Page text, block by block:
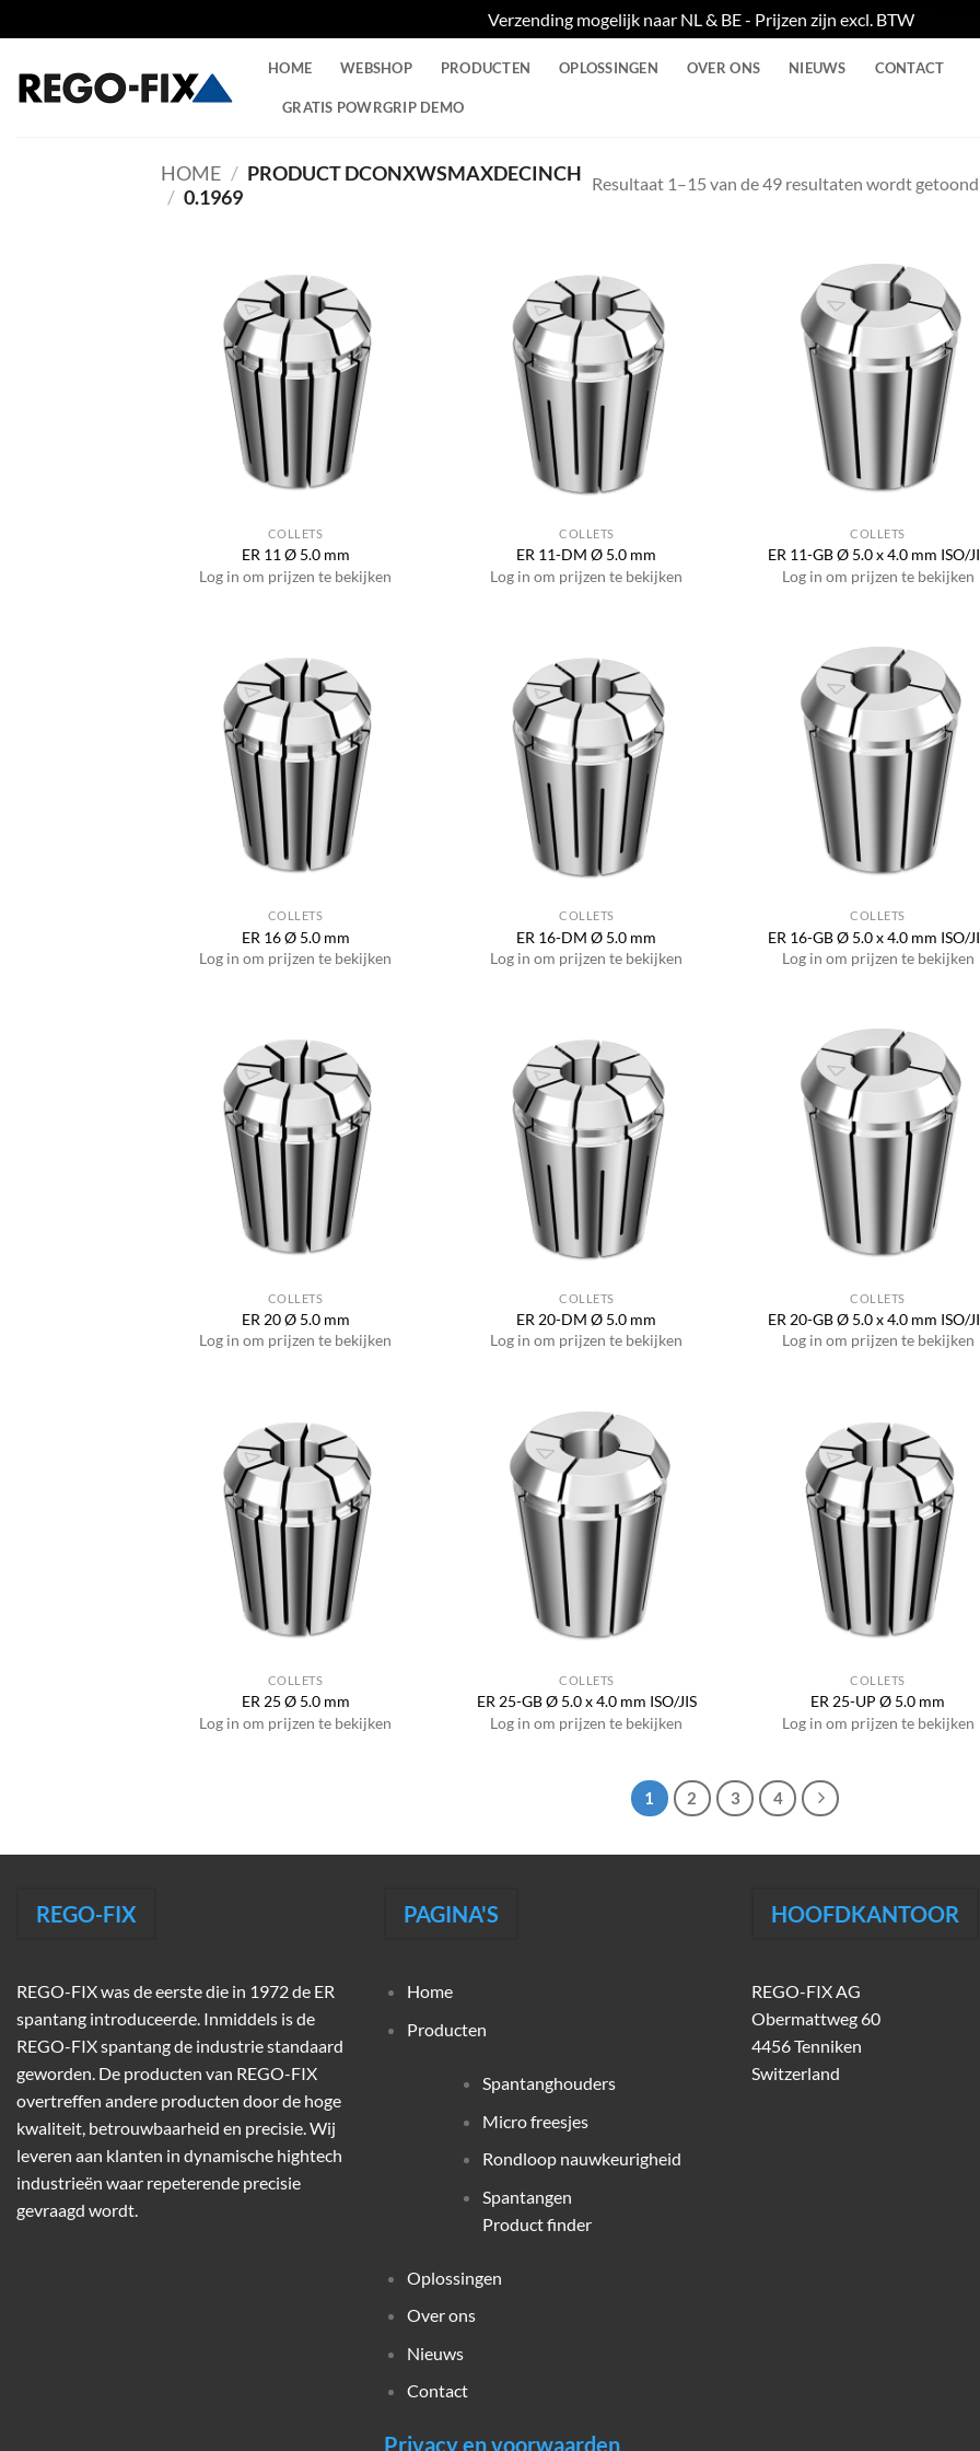
Verzending mogelijk naar NL & BE - Prijzen zijn excl. BTW
naar
inhoud
HOME WEBSHOP PRODUCTEN OPLOSSINGEN OVER ONS NIEUWS CONTACT
GRATIS POWRGRIP DEMO
HOME / PRODUCT DCONXWSMAXDECINCH
/ 0.1969
Resultaat 1–15 van de 49 resultaten wordt getoond
COLLETS
ER 11 Ø 5.0 mm
Log in om prijzen te bekijken
COLLETS
ER 11-DM Ø 5.0 mm
Log in om prijzen te bekijken
COLLETS
ER 11-GB Ø 5.0 x 4.0 mm ISO/
Log in om prijzen te bekijken
COLLETS
ER 16 Ø 5.0 mm
Log in om prijzen te bekijken
COLLETS
ER 16-DM Ø 5.0 mm
Log in om prijzen te bekijken
COLLETS
ER 16-GB Ø 5.0 x 4.0 mm ISO/
Log in om prijzen te bekijken
COLLETS
ER 20 Ø 5.0 mm
Log in om prijzen te bekijken
COLLETS
ER 20-DM Ø 5.0 mm
Log in om prijzen te bekijken
COLLETS
ER 20-GB Ø 5.0 x 4.0 mm ISO/
Log in om prijzen te bekijken
COLLETS
ER 25 Ø 5.0 mm
Log in om prijzen te bekijken
COLLETS
ER 25-GB Ø 5.0 x 4.0 mm ISO/JIS
Log in om prijzen te bekijken
COLLETS
ER 25-UP Ø 5.0 mm
Log in om prijzen te bekijken
1 2 3 4
REGO-FIX
REGO-FIX was de eerste die in 1972 de ER
spantang introduceerde. Inmiddels is de
REGO-FIX spantang de industrie standaard
geworden. De producten van REGO-FIX
overtreffen andere producten door de hoge
kwaliteit, betrouwbaarheid en precisie. Wij
leveren aan klanten in dynamische hightech
industrieën waar repeterende precisie
gevraagd wordt.
PAGINA'S
Home
Producten
Spantanghouders
Micro freesjes
Rondloop nauwkeurigheid
Spantangen
Product finder
Oplossingen
Over ons
Nieuws
Contact
Privacy en voorwaarden
HOOFDKANTOOR
REGO-FIX AG
Obermattweg 60
4456 Tenniken
Switzerland